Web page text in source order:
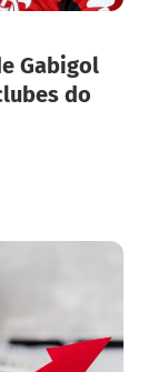
Gabigol
do